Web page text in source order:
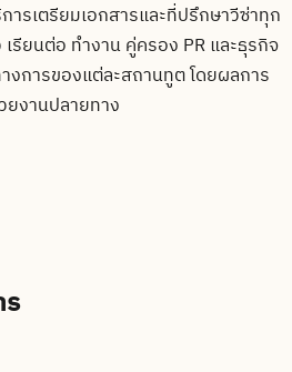
ารเตรียมเอกสารและที่ปรึกษาวีซ่าทุก
รียนต่อ ทำงาน คู่ครอง PR และธุรกิจ
งการของแต่ละสถานทูต โดยผลการ
งานปลายทาง